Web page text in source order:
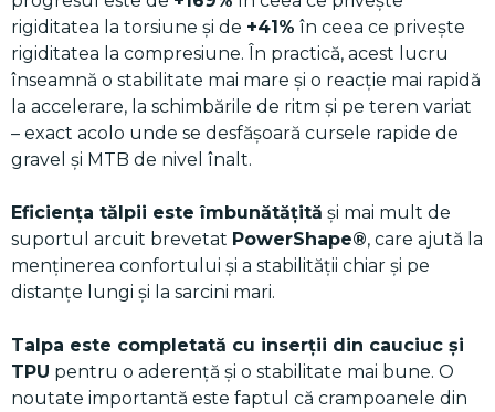
rigiditatea la torsiune și de +41% în ceea ce privește
rigiditatea la compresiune. În practică, acest lucru
înseamnă o stabilitate mai mare și o reacție mai rapidă
la accelerare, la schimbările de ritm și pe teren variat
– exact acolo unde se desfășoară cursele rapide de
gravel și MTB de nivel înalt.
Eficiența tălpii este îmbunătățită și mai mult de
suportul arcuit brevetat PowerShape®, care ajută la
menținerea confortului și a stabilității chiar și pe
distanțe lungi și la sarcini mari.
Talpa este completată cu inserții din cauciuc și
TPU pentru o aderență și o stabilitate mai bune. O
noutate importantă este faptul că crampoanele din